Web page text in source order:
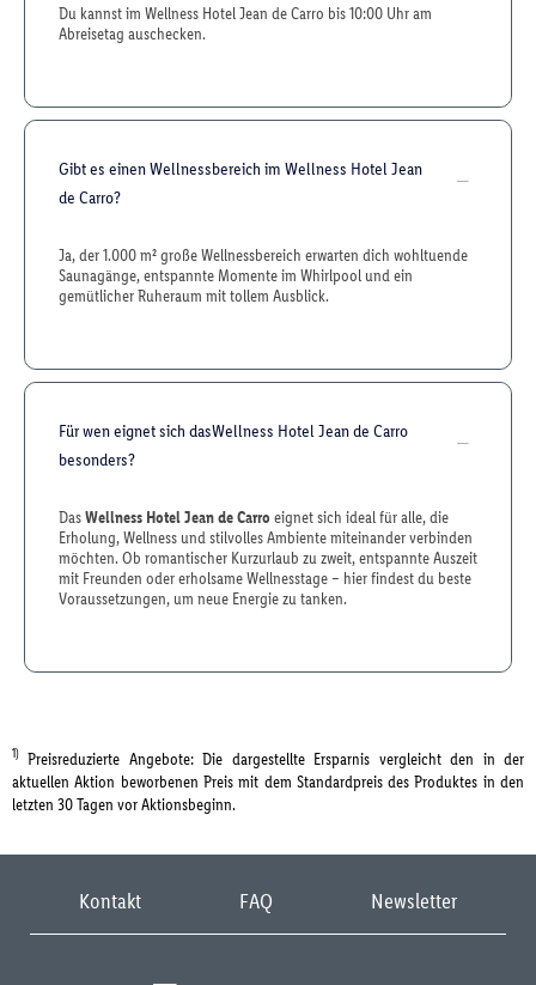
Du kannst im Wellness Hotel Jean de Carro bis 10:00 Uhr am
Abreisetag auschecken.
Gibt es einen Wellnessbereich im Wellness Hotel Jean
de Carro?
Ja, der 1.000 m² große Wellnessbereich erwarten dich wohltuende
Saunagänge, entspannte Momente im Whirlpool und ein
gemütlicher Ruheraum mit tollem Ausblick.
Für wen eignet sich dasWellness Hotel Jean de Carro
besonders?
DasWellness Hotel Jean de Carro eignet sich ideal für alle, die
Erholung, Wellness und stilvolles Ambiente miteinander verbinden
möchten. Ob romantischer Kurzurlaub zu zweit, entspannte Auszeit
mit Freunden oder erholsame Wellnesstage – hier findest du beste
Voraussetzungen, um neue Energie zu tanken.
1) Preisreduzierte Angebote: Die dargestellte Ersparnis vergleicht den in der
aktuellen Aktion beworbenen Preis mit dem Standardpreis des Produktes in den
letzten 30 Tagen vor Aktionsbeginn.
Kontakt FAQ Newsletter